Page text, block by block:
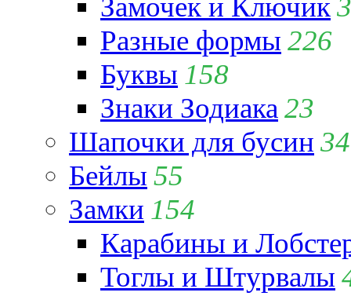
Разные формы 226
Буквы 158
Знаки Зодиака 23
Шапочки для бусин 34
Бейлы 55
Замки 154
Карабины и
Тоглы и Штурвалы